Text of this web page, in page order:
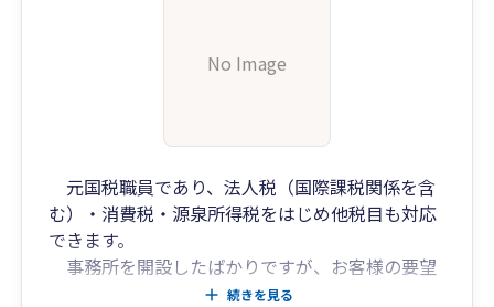
No Image
元国税職員であり、法人税（国際課税関係を含
む）・消費税・源泉所得税をはじめ他税目も対応
できます。
事務所を開設したばかりですが、お客様の要望
に真摯に答えます。
続きを見る